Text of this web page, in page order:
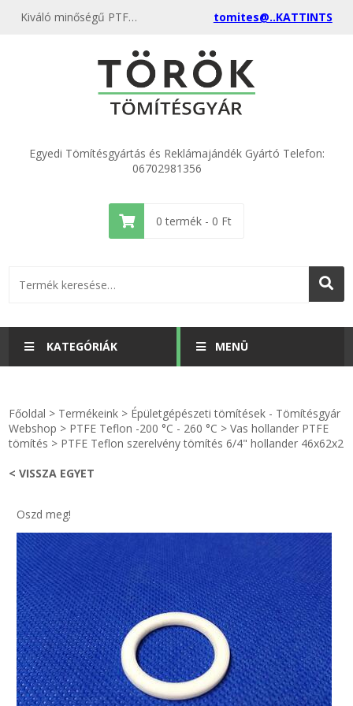
Kiváló minőségű PTFE Teflon 6/4" hollander 46x62x2 kedvező áron, egyenest a gyártótól, rendeld meg most és csatlakozz a több ezer elégedett vásárlóhoz. tomites@..KATTINTS
Egyedi Tömítésgyártás és Reklámajándék Gyártó Telefon:
06702981356
0 termék - 0 Ft
KATEGÓRIÁK
KULCSTARTÓ - KULCSKARIKA
IPARI KARIMA TÖMÍTÉS
TÖMÍTŐ TÁBLA - SZIGETELŐ LEMEZ
GUMILEMEZ - FILC - HÓTOLÓ
TÖMÍTŐ ZSINÓR - RAGASZTÓ
MENÜ
videók
Egyedi gyártás
Hírek
Kapcsolat
ÁSZF
Főoldal > Termékeink > Épületgépészeti tömítések - Tömítésgyár
Webshop > PTFE Teflon -200 °C - 260 °C >Vas hollander PTFE
tömítés > PTFE Teflon szerelvény tömítés 6/4" hollander 46x62x2
< VISSZA EGYET
Oszd meg!